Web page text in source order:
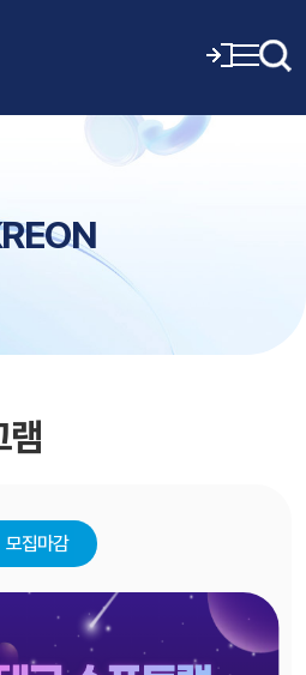
램
모집마감